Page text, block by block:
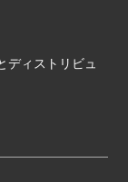
ディストリビュ